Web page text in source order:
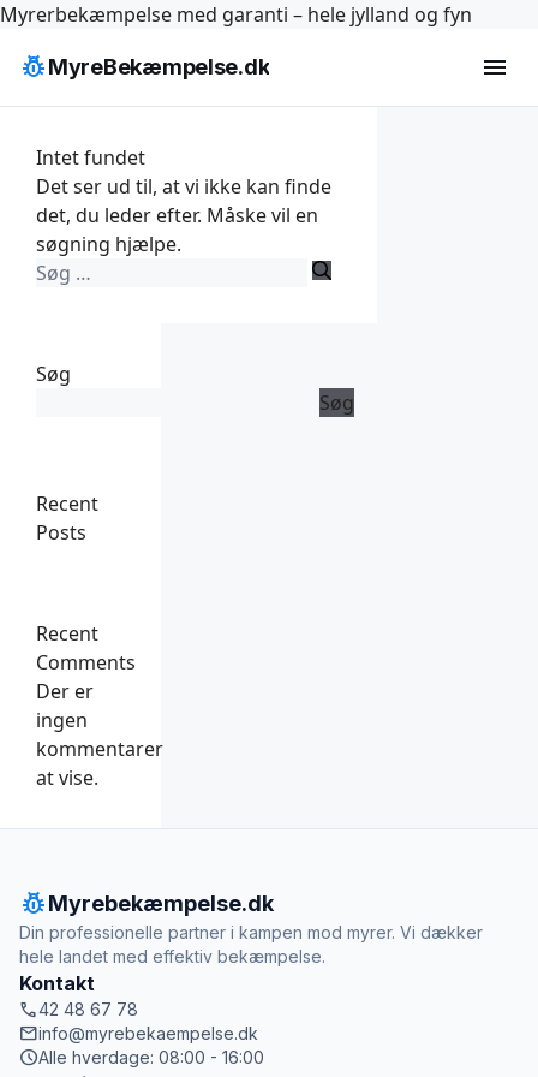
Hop
indhold
Myrerbekæmpelse med garanti – hele jylland og fyn
pest_controlMyreBekæmpelse.dk menu
Intet fundet
Det ser ud til, at vi ikke kan finde
det, du leder efter. Måske vil en
søgning hjælpe.
Søg
Søg
Søg
Recent
Posts
Recent
Comments
Der er
ingen
kommentarer
at vise.
pest_controlMyrebekæmpelse.dk
Din professionelle partner i kampen mod myrer. Vi dækker
hele landet med effektiv bekæmpelse.
Kontakt
call42 48 67 78
mailinfo@myrebekaempelse.dk
scheduleAlle hverdage: 08:00 - 16:00